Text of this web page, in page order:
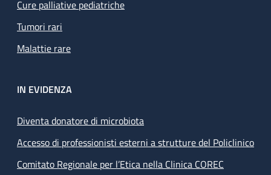
Cure palliative pediatriche
Tumori rari
Malattie rare
IN EVIDENZA
Diventa donatore di microbiota
Accesso di professionisti esterni a strutture del Policlinico
Comitato Regionale per l’Etica nella Clinica COREC